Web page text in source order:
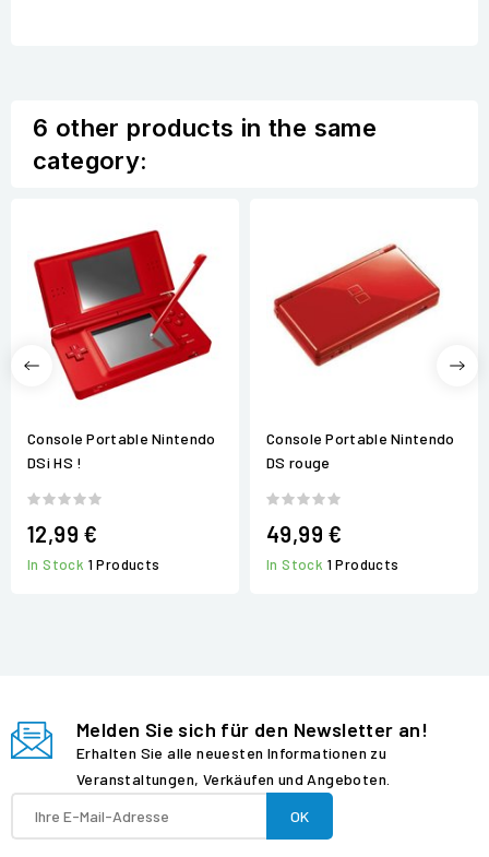
6 other products in the same
category:
Console Portable Nintendo
DSi HS !
12,99 €
In Stock 1 Products
Console Portable Nintendo
DS rouge
49,99 €
In Stock 1 Products
Melden Sie sich für den Newsletter an!
Erhalten Sie alle neuesten Informationen zu
Veranstaltungen, Verkäufen und Angeboten.